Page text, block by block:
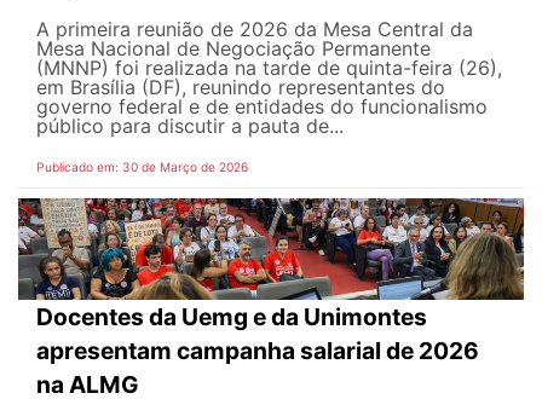
A primeira reunião de 2026 da Mesa Central da
Mesa Nacional de Negociação Permanente
(MNNP) foi realizada na tarde de quinta-feira (26),
em Brasília (DF), reunindo representantes do
governo federal e de entidades do funcionalismo
público para discutir a pauta de...
Publicado em: 30 de Março de 2026
Docentes da Uemg e da Unimontes
apresentam campanha salarial de 2026
na ALMG